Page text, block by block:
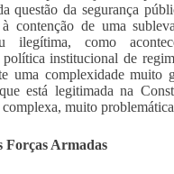
questão da segurança
contenção de uma
ilegítima, como
política institucional de
uma complexidade muito
está legitimada na
muito
Forças Armadas